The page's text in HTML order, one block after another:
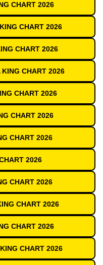
CHART 2026
CHART 2026
CHART 2026
KING CHART 2026
CHART 2026
CHART 2026
CHART 2026
2026
CHART 2026
CHART 2026
CHART 2026
CHART 2026